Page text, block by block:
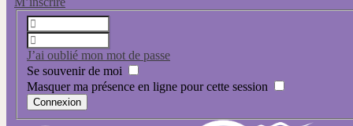
J’ai oublié mon mot de passe
Se souvenir de moi
Masquer ma présence en ligne pour cette session